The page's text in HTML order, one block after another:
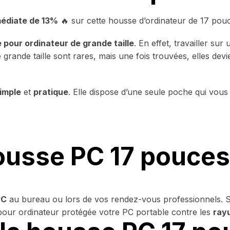
de 13% 🔥sur cette housse d’ordinateur de 17
pour ordinateur de grande taille. En effet, travailler sur
taille sont rares, mais une fois trouvées, elles
et pratique. Elle dispose d’une seule poche qui
PC 17 pouces
au bureau ou lors de vos rendez-vous professionnels.
ordinateur protégée votre PC portable contre les